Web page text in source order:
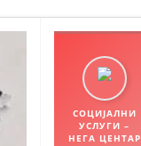
СОЦИЈАЛНИ
УСЛУГИ –
НЕГА ЦЕНТАР